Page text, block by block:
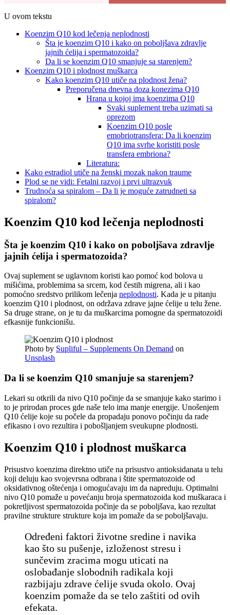
U ovom tekstu
Koenzim Q10 kod lečenja neplodnosti
Šta je koenzim Q10 i kako on poboljšava zdravlje
jajnih ćelija i spermatozoida?
Da li se koenzim Q10 smanjuje sa starenjem?
Koenzim Q10 i plodnost muškarca
Kako koenzim Q10 utiče na plodnost žena?
Preporučena dnevna doza konezima Q10
Hrana u kojoj ima koenzima Q10
Svaki suplement treba uzimati sa
oprezom
Koenzim Q10 posle
emobriotransfera: Da li koenzim
Q10 ima svrhe koristiti posle
transfera embriona?
Literatura:
Kako estradiol utiče na ženski mozak nakon traume
Plod se ne vidi: Fetalni razvoj i prvi ultrazvuk
Trudnoća sa spiralom – Da li je moguće zatrudneti sa
spiralom?
Koenzim Q10 kod lečenja neplodnosti
Šta je koenzim Q10 i kako on poboljšava zdravlje
jajnih ćelija i spermatozoida?
Ovaj suplement se uglavnom koristi kao pomoć kod bolova u
mišićima, problemima sa srcem, kod čestih migrena, ali i kao
pomoćno sredstvo prilikom lečenja neplodnosti. Kada je u pitanju
koenzim Q10 i plodnost, on održava zdrave jajne ćelije u telu žene.
Sa druge strane, on je tu da muškarcima pomogne da spermatozoidi
efkasnije funkcionišu.
Photo by Supliful – Supplements On Demand on
Unsplash
Da li se koenzim Q10 smanjuje sa starenjem?
Lekari su otkrili da nivo Q10 počinje da se smanjuje kako starimo i
to je prirodan proces gde naše telo ima manje energije. Unošenjem
Q10 ćelije koje su počele da propadaju ponovo počinju da rade
efikasno i ovo rezultira i pobošljanjem sveukupne plodnosti.
Koenzim Q10 i plodnost muškarca
Prisustvo koenzima direktno utiče na prisustvo antioksidanata u telu
koji deluju kao svojevrsna odbrana i štite spermatozoide od
oksidativnog oštećenja i omogućavaju im da napreduju. Optimalni
nivo Q10 pomaže u povećanju broja spermatozoida kod muškaraca i
pokretljivost spermatozoida počinje da se poboljšava, kao rezultat
pravilne strukture strukture koja im pomaže da se poboljšavaju.
Određeni faktori životne sredine i navika
kao što su pušenje, izloženost stresu i
sunčevim zracima mogu uticati na
oslobađanje slobodnih radikala koji
razbijaju zdrave ćelije svuda okolo. Ovaj
koenzim pomaže da se telo zaštiti od ovih
efekata.